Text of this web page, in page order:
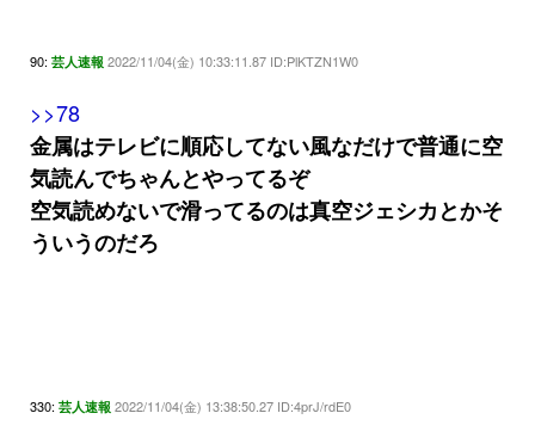
90: 芸人速報 2022/11/04(金) 10:33:11.87 ID:PlKTZN1W0
>>78
金属はテレビに順応してない風なだけで普通に空
気読んでちゃんとやってるぞ
空気読めないで滑ってるのは真空ジェシカとかそ
ういうのだろ
330: 芸人速報 2022/11/04(金) 13:38:50.27 ID:4prJ/rdE0